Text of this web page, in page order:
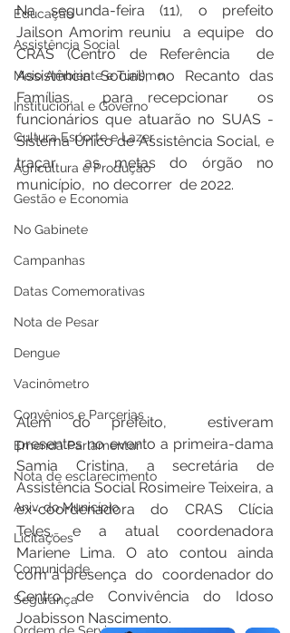
Educação
Assistência Social
Meio Ambiente e Turismo
Institucional e Governo
Cultura Esporte e Lazer
Agricultura e Produção
Gestão e Economia
No Gabinete
Campanhas
Datas Comemorativas
Nota de Pesar
Dengue
Vacinômetro
Convênios e Parcerias
Emenda Parlamentar
Nota de esclarecimento
Aniv. do Município
Licitações
Comunidade
Segurança
Na segunda-feira (11), o prefeito
Jailson Amorim reuniu  a equipe  do
CRAS (Centro de Referência  de
Assistência Social), no Recanto das
Famílias,  para recepcionar  os
funcionários que atuarão no SUAS -
Sistema Único de Assistência Social, e
traçar  as metas do órgão no
município,  no decorrer  de 2022.
Além do prefeito,  estiveram
presentes no evento a primeira-dama
Samia Cristina, a secretária de
Assistência Social Rosimeire Teixeira, a
ex-coordenadora do CRAS Clícia
Teles, e a atual coordenadora
Mariene Lima. O ato contou ainda
com a presença  do  coordenador do
Centro de Convivência do Idoso
Joabisson Nascimento.